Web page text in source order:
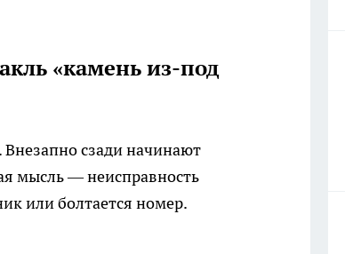
«камень из-под
сзади начинают
мысль — неисправность
или болтается номер.